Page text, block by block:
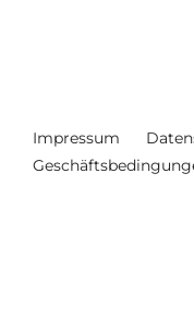
Impressum